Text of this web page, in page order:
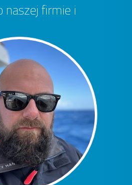
naszej firmie i